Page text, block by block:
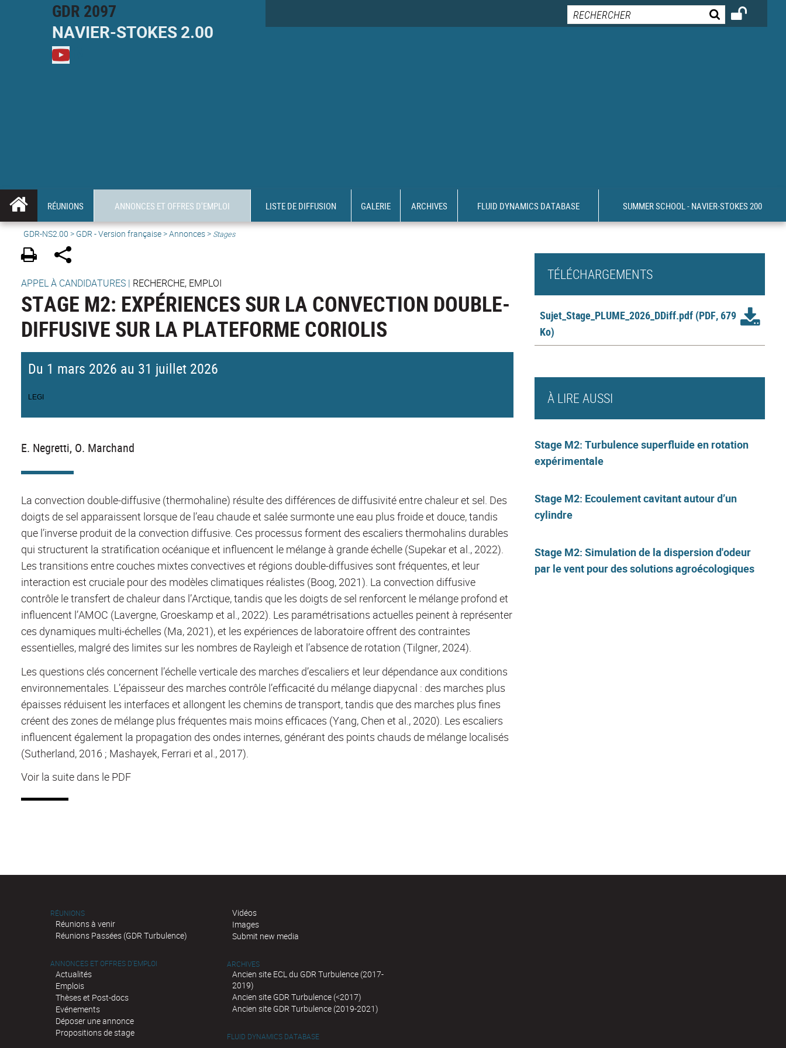
GDR 2097
NAVIER-STOKES2.00
RÉUNIONS ANNONCES ET OFFRES D'EMPLOI LISTE DE DIFFUSION GALERIE ARCHIVES FLUID DYNAMICS DATABASE SUMMER SCHOOL - NAVIER-STOKES 200
GDR-NS2.00 > GDR - Version française>Annonces> Stages
APPEL À CANDIDATURES | RECHERCHE, EMPLOI
STAGE M2: EXPÉRIENCES SUR LA CONVECTION DOUBLE-
DIFFUSIVE SUR LA PLATEFORME CORIOLIS
Du 1 mars 2026 au 31 juillet 2026
LEGI
E. Negretti, O. Marchand
La convection double-diffusive (thermohaline) résulte des différences de diffusivité entre chaleur et sel. Des
doigts de sel apparaissent lorsque de l’eau chaude et salée surmonte une eau plus froide et douce, tandis
que l’inverse produit de la convection diffusive. Ces processus forment des escaliers thermohalins durables
qui structurent la stratification océanique et influencent le mélange à grande échelle (Supekar et al., 2022).
Les transitions entre couches mixtes convectives et régions double-diffusives sont fréquentes, et leur
interaction est cruciale pour des modèles climatiques réalistes (Boog, 2021). La convection diffusive
contrôle le transfert de chaleur dans l’Arctique, tandis que les doigts de sel renforcent le mélange profond et
influencent l’AMOC (Lavergne, Groeskamp et al., 2022). Les paramétrisations actuelles peinent à représenter
ces dynamiques multi-échelles (Ma, 2021), et les expériences de laboratoire offrent des contraintes
essentielles, malgré des limites sur les nombres de Rayleigh et l’absence de rotation (Tilgner, 2024).
Les questions clés concernent l’échelle verticale des marches d’escaliers et leur dépendance aux conditions
environnementales. L’épaisseur des marches contrôle l’efficacité du mélange diapycnal : des marches plus
épaisses réduisent les interfaces et allongent les chemins de transport, tandis que des marches plus fines
créent des zones de mélange plus fréquentes mais moins efficaces (Yang, Chen et al., 2020). Les escaliers
influencent également la propagation des ondes internes, générant des points chauds de mélange localisés
(Sutherland, 2016 ; Mashayek, Ferrari et al., 2017).
Voir la suite dans le PDF
TÉLÉCHARGEMENTS
Sujet_Stage_PLUME_2026_DDiff.pdf (PDF, 679
Ko)
À LIRE AUSSI
Stage M2: Turbulence superfluide en rotation
expérimentale
Stage M2: Ecoulement cavitant autour d’un
cylindre
Stage M2: Simulation de la dispersion d'odeur
par le vent pour des solutions agroécologiques
RÉUNIONS
Réunions à venir
Réunions Passées (GDR Turbulence)
ANNONCES ET OFFRES D'EMPLOI
Actualités
Emplois
Thèses et Post-docs
Evénements
Déposer une annonce
Propositions de stage
Vidéos
Images
Submit new media
ARCHIVES
Ancien site ECL du GDR Turbulence (2017-
2019)
Ancien site GDR Turbulence (<2017)
Ancien site GDR Turbulence (2019-2021)
FLUID DYNAMICS DATABASE